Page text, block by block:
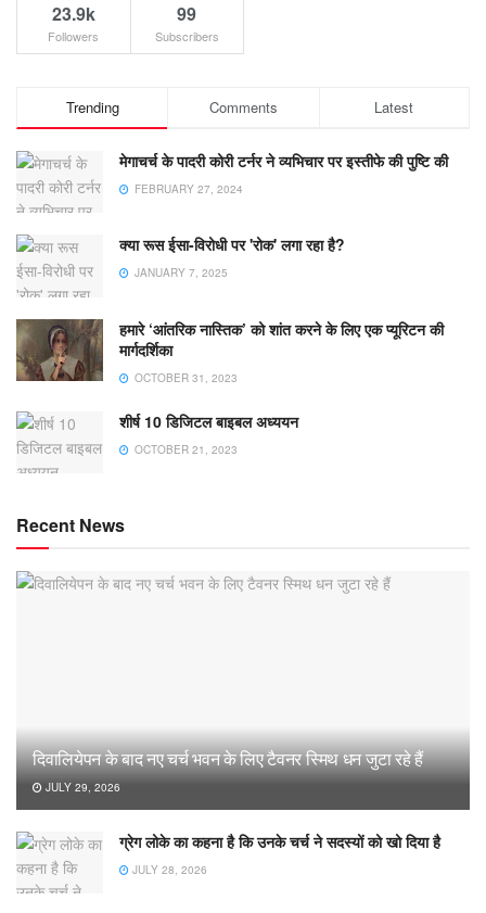
23.9k
Followers
99
Subscribers
Trending Comments Latest
मेगाचर्च के पादरी कोरी टर्नर ने व्यभिचार पर इस्तीफे की पुष्टि की
FEBRUARY 27, 2024
क्या रूस ईसा-विरोधी पर 'रोक' लगा रहा है?
JANUARY 7, 2025
हमारे ‘आंतरिक नास्तिक’ को शांत करने के लिए एक प्यूरिटन की
मार्गदर्शिका
OCTOBER 31, 2023
शीर्ष 10 डिजिटल बाइबल अध्ययन
OCTOBER 21, 2023
Recent News
दिवालियेपन के बाद नए चर्च भवन के लिए टैवनर स्मिथ धन जुटा रहे हैं
JULY 29, 2026
ग्रेग लोके का कहना है कि उनके चर्च ने सदस्यों को खो दिया है
JULY 28, 2026